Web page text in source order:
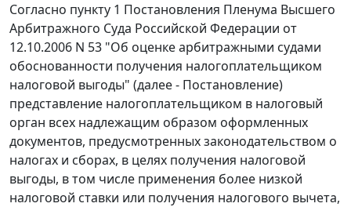
Согласно пункту 1 Постановления Пленума Высшего
Арбитражного Суда Российской Федерации от
12.10.2006 N 53 "Об оценке арбитражными судами
обоснованности получения налогоплательщиком
налоговой выгоды" (далее - Постановление)
представление налогоплательщиком в налоговый
орган всех надлежащим образом оформленных
документов, предусмотренных законодательством о
налогах и сборах, в целях получения налоговой
выгоды, в том числе применения более низкой
налоговой ставки или получения налогового вычета,